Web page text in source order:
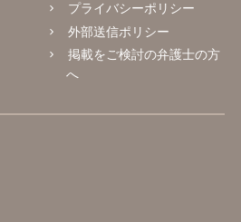
プライバシーポリシー
外部送信ポリシー
掲載をご検討の弁護士の方
へ